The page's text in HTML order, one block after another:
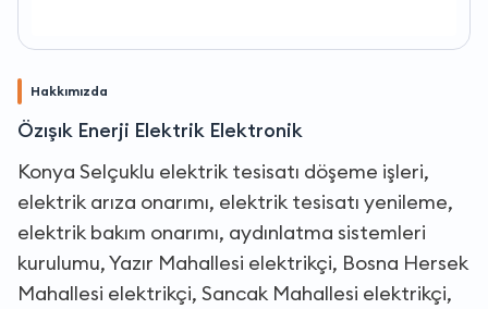
Hakkımızda
Özışık Enerji Elektrik Elektronik
Konya Selçuklu elektrik tesisatı döşeme işleri,
elektrik arıza onarımı, elektrik tesisatı yenileme,
elektrik bakım onarımı, aydınlatma sistemleri
kurulumu, Yazır Mahallesi elektrikçi, Bosna Hersek
Mahallesi elektrikçi, Sancak Mahallesi elektrikçi,